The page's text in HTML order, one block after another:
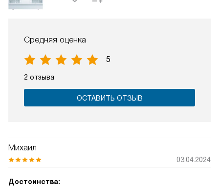
Средняя оценка
5
2 отзыва
ОСТАВИТЬ ОТЗЫВ
Михаил
03.04.2024
Достоинства: